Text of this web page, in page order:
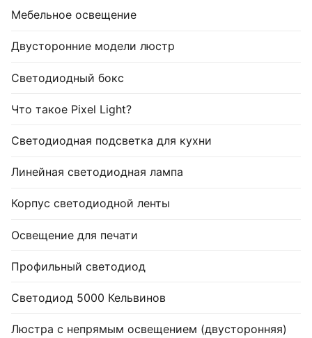
Мебельное освещение
Двусторонние модели люстр
Светодиодный бокс
Что такое Pixel Light?
Светодиодная подсветка для кухни
Линейная светодиодная лампа
Корпус светодиодной ленты
Освещение для печати
Профильный светодиод
Светодиод 5000 Кельвинов
Люстра с непрямым освещением (двусторонняя)